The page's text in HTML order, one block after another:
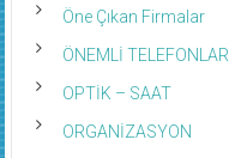
Öne Çıkan Firmalar
ÖNEMLİ TELEFONLAR
OPTİK – SAAT
ORGANİZASYON